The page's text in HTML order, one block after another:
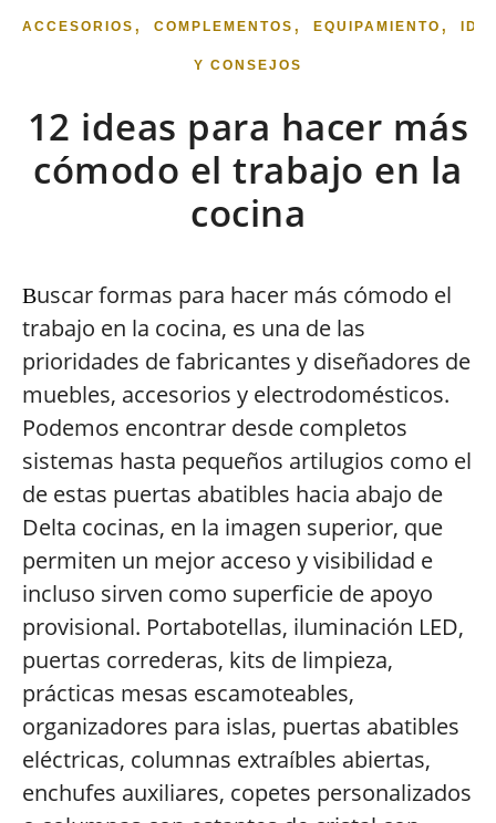
ACCESORIOS , COMPLEMENTOS , EQUIPAMIENTO ,
Y CONSEJOS
12 ideas para hacer más
cómodo el trabajo en la
cocina
Buscar formas para hacer más cómodo el
trabajo en la cocina, es una de las
prioridades de fabricantes y diseñadores de
muebles, accesorios y electrodomésticos.
Podemos encontrar desde completos
sistemas hasta pequeños artilugios como el
de estas puertas abatibles hacia abajo de
Delta cocinas, en la imagen superior, que
permiten un mejor acceso y visibilidad e
incluso sirven como superficie de apoyo
provisional. Portabotellas, iluminación LED,
puertas correderas, kits de limpieza,
prácticas mesas escamoteables,
organizadores para islas, puertas abatibles
eléctricas, columnas extraíbles abiertas,
enchufes auxiliares, copetes personalizados